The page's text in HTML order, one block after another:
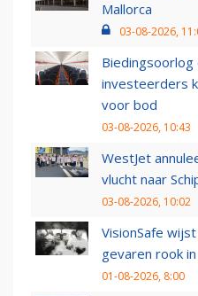
Mallorca
03-08-2026,
investeerders
voor bod
03-08-2026, 10:43
WestJet
vlucht naar
03-08-2026, 10:02
VisionSafe
gevaren rook
01-08-2026, 8:00